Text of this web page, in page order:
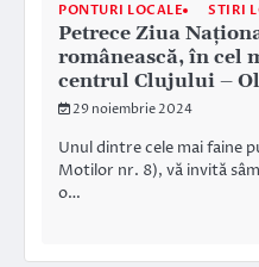
PONTURI LOCALE STIRI
Petrece Ziua
românească, în cel
centrul Clujului –
29 noiembrie 2024
Unul dintre cele mai faine
Motilor nr. 8), vă invită
o…